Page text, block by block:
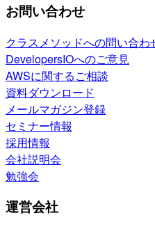
お問い合わせ
クラスメソッドへの問い合わ
DevelopersIOへのご意見
AWSに関するご相談
資料ダウンロード
メールマガジン登録
セミナー情報
採用情報
会社説明会
勉強会
運営会社